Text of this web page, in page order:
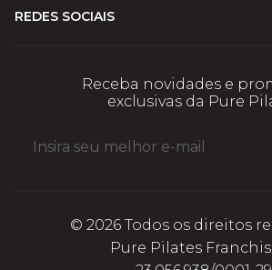
REDES SOCIAIS
Receba novidades e
exclusivas da Pure
© 2026 Todos os direitos
Pure Pilates